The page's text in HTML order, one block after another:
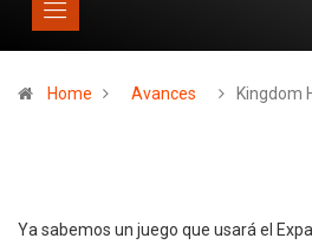
Home Avances Kingdom
Ya sabemos un juego que usará el